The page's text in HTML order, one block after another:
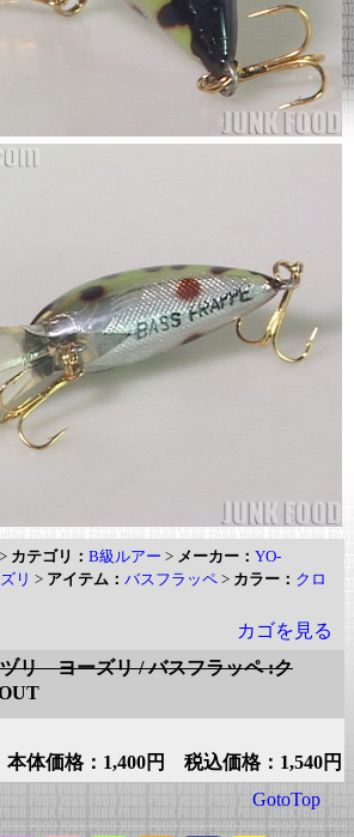
> カテゴリ： B級ルアー > メーカー： YO-
リ > アイテム： バスフラッペ > カラー： クロ
カゴを見る
リ ヨーズリ / バスフラッペ :ク
本体価格：1,400円 税込価格：1,540円
GotoTop